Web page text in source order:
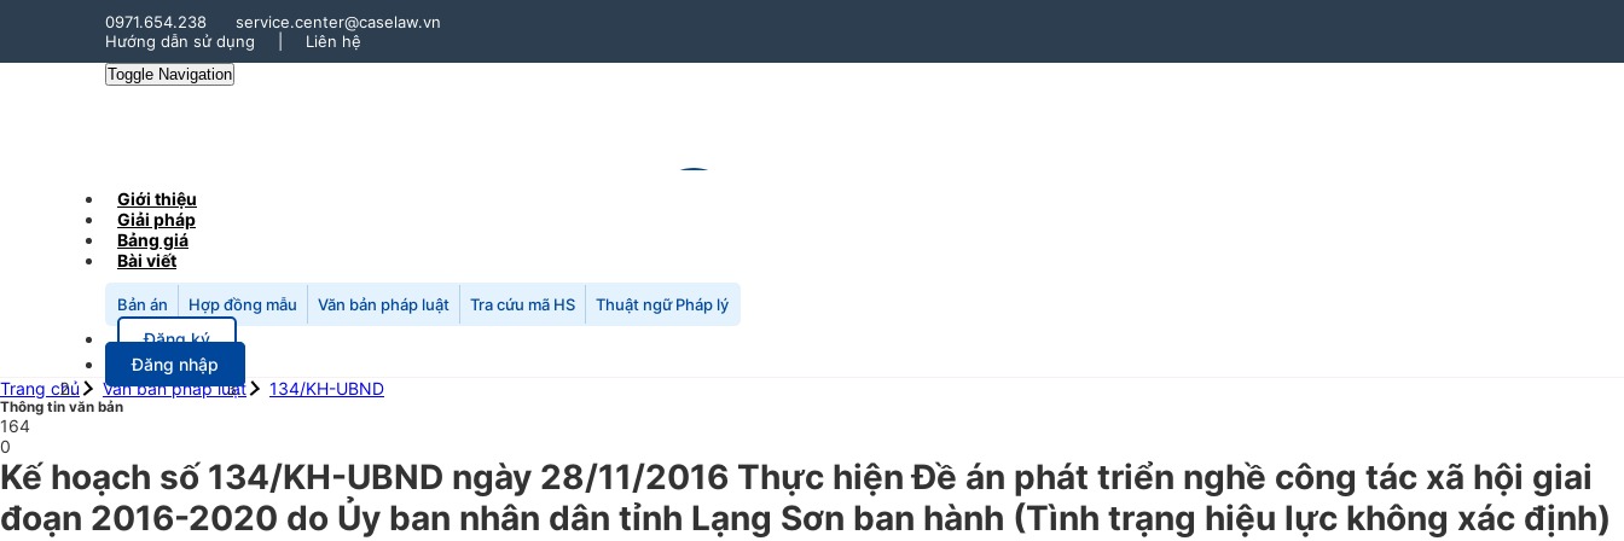
0971.654.238
service.center@caselaw.vn
Hướng dẫn sử dụng
Liên hệ
Toggle Navigation
Giới thiệu
Giải pháp
Bảng giá
Bài viết
Bản án Hợp đồng mẫu Văn bản pháp luật Tra cứu mã HS Thuật ngữ Pháp lý
Đăng ký
Đăng nhập
Trang chủ
Văn bản pháp luật 134/KH-UBND
Thông tin văn bản
164
0
Kế hoạch số 134/KH-UBND ngày 28/11/2016 Thực hiện Đề án phát triển nghề công tác xã hội giai
đoạn 2016-2020 do Ủy ban nhân dân tỉnh Lạng Sơn ban hành (Tình trạng hiệu lực không xác định)